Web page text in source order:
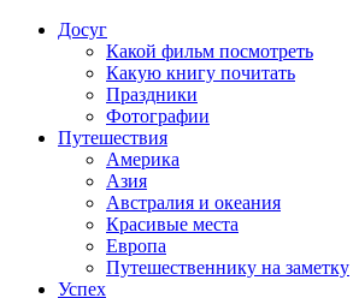
Досуг
Какой фильм посмотреть
Какую книгу почитать
Праздники
Фотографии
Путешествия
Америка
Азия
Австралия и океания
Красивые места
Европа
Путешественнику на заметку
Успех